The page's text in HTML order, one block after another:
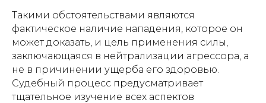
Такими обстоятельствами являются
фактическое наличие нападения, которое он
может доказать, и цель применения силы,
заключающаяся в нейтрализации агрессора, а
не в причинении ущерба его здоровью.
Судебный процесс предусматривает
тщательное изучение всех аспектов